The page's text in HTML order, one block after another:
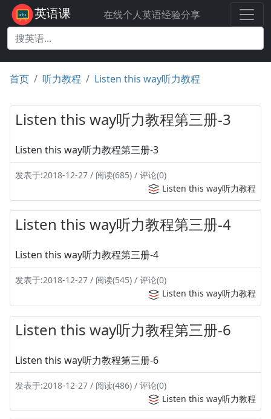
英语课 在线个人英语经验分享
首页 听力教程 Listen this way听力教程
Listen this way听力教程第三册-3
Listen this way听力教程第三册-3
发表于:2018-12-27 / 阅读(685) / 评论(0)
Listen this way听力教程
Listen this way听力教程第三册-4
Listen this way听力教程第三册-4
发表于:2018-12-27 / 阅读(545) / 评论(0)
Listen this way听力教程
Listen this way听力教程第三册-6
Listen this way听力教程第三册-6
发表于:2018-12-27 / 阅读(486) / 评论(0)
Listen this way听力教程